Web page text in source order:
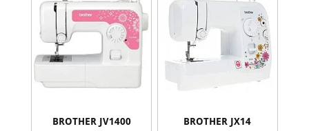
BROTHER JV1400 BROTHER JX14